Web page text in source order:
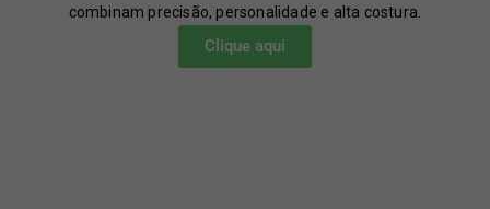
combinam precisão, personalidade e alta costura.
Clique aqui